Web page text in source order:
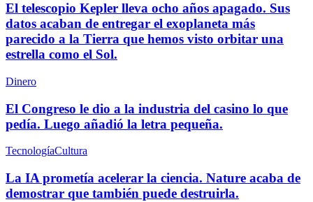
El telescopio Kepler lleva ocho años apagado. Sus
datos acaban de entregar el exoplaneta más
parecido a la Tierra que hemos visto orbitar una
estrella como el Sol.
Dinero
El Congreso le dio a la industria del casino lo que
pedía. Luego añadió la letra pequeña.
TecnologíaCultura
La IA prometía acelerar la ciencia. Nature acaba de
demostrar que también puede destruirla.